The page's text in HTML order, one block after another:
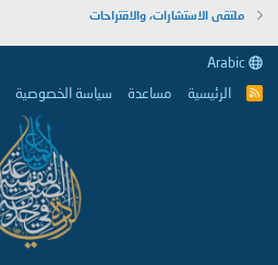
ملتقى الاستشارات، والاقتراحات
R
الرئيسية مساعدة سياسة الخصوصية